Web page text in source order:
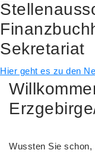
Sekretariat
Hier geht es zu den
Wussten Sie